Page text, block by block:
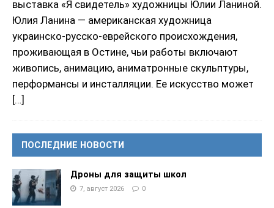
выставка «Я свидетель» художницы Юлии Ланиной.
Юлия Ланина — американская художница
украинско-русско-еврейского происхождения,
проживающая в Остине, чьи работы включают
живопись, анимацию, аниматронные скульптуры,
перформансы и инсталляции. Ее искусство может
[…]
ПОСЛЕДНИЕ НОВОСТИ
Дроны для защиты школ
7, август 2026 0